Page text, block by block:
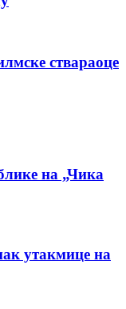
ствараоце
на „Чика
утакмице на